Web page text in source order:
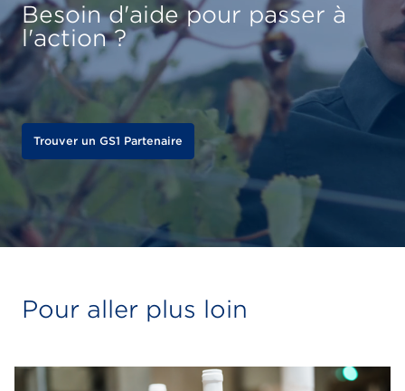
Besoin d'aide pour passer à
l'action ?
Trouver un GS1 Partenaire
Pour aller plus loin